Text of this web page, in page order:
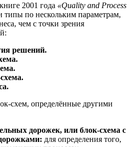
2001 года «Quality and Process
типы по нескольким параметрам,
чем с точки зрения
решений.
схем, определённые другими
дорожек, или блок-схема с
для определения того,